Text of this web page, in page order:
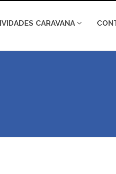
CARAVANA